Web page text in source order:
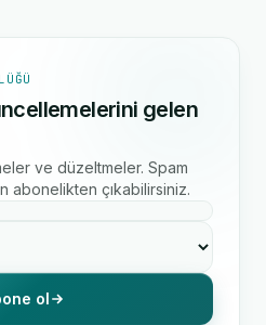
gelen
ve düzeltmeler. Spam
çıkabilirsiniz.
ol